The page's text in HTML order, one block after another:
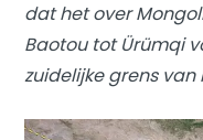
dat het over
Baotou tot Ürümqi
zuidelijke grens van